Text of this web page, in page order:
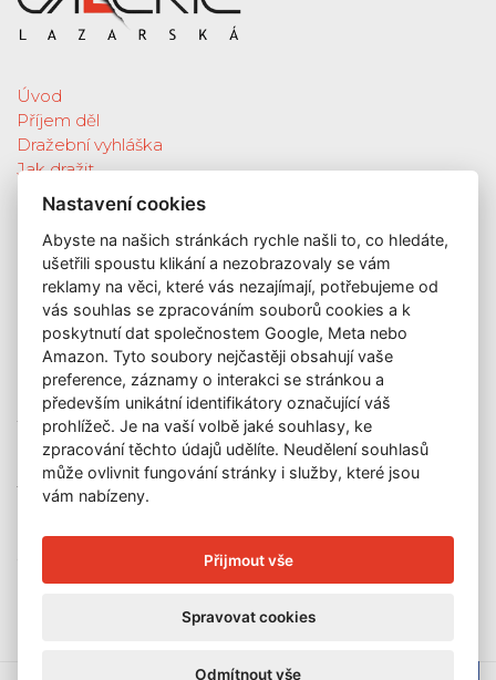
Úvod
Příjem děl
Dražební vyhláška
Jak dražit
Galerie
Katalog vydražených děl
O nás
GDPR
Kontakt
KONTAKT
GALERIE LAZARSKÁ
Lazarská 7
110 00 Praha 1
E-mail:
info@galerielazarska.cz
Telefon:
+420 222 523 739
OTEVÍRACÍ DOBA
Nastavení cookies
Abyste na našich stránkách rychle našli to, co hledáte,
ušetřili spoustu klikání a nezobrazovaly se vám
reklamy na věci, které vás nezajímají, potřebujeme od
vás souhlas se zpracováním souborů cookies a k
poskytnutí dat společnostem Google, Meta nebo
Amazon. Tyto soubory nejčastěji obsahují vaše
preference, záznamy o interakci se stránkou a
především unikátní identifikátory označující váš
prohlížeč. Je na vaší volbě jaké souhlasy, ke
zpracování těchto údajů udělíte. Neudělení souhlasů
může ovlivnit fungování stránky i služby, které jsou
vám nabízeny.
Přijmout vše
Spravovat cookies
Odmítnout vše